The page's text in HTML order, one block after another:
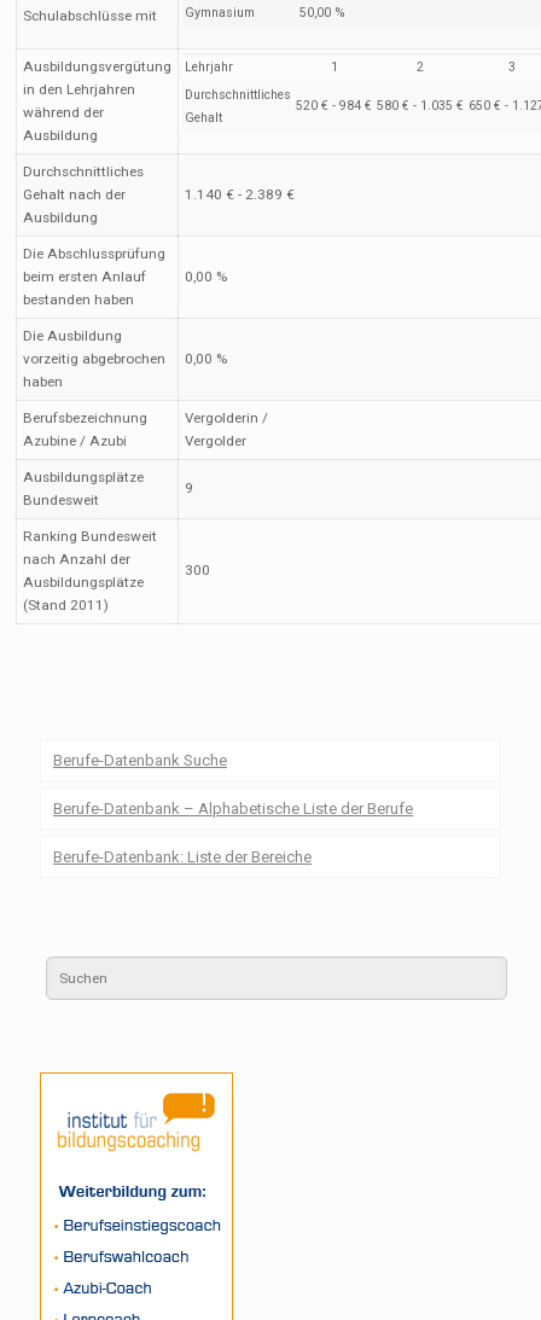
Schulabschlüsse mit
Gymnasium
50,00 %
Ausbildungsvergütung
in den Lehrjahren
während der
Ausbildung
Lehrjahr 1 2
3
Durchschnittliches
Gehalt
520 € - 984 € 580 € - 1.035 € 650 € -
Durchschnittliches
Gehalt nach der
Ausbildung
1.140 € - 2.389 €
Die Abschlussprüfung
beim ersten Anlauf
bestanden haben
0,00 %
Die Ausbildung
vorzeitig abgebrochen
haben
0,00 %
Berufsbezeichnung
Azubine / Azubi
Vergolderin /
Vergolder
Ausbildungsplätze
Bundesweit
9
Ranking Bundesweit
nach Anzahl der
Ausbildungsplätze
(Stand 2011)
300
Berufe-Datenbank Suche
Berufe-Datenbank – Alphabetische Liste der Berufe
Berufe-Datenbank: Liste der Bereiche